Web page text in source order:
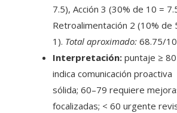
7.5), Acción 3 (30% de 10 =
Retroalimentación 2 (10% de
1). Total aproximado: 68.75/
Interpretación: puntaje ≥ 80
indica comunicación proactiva
sólida; 60–79 requiere
focalizadas; < 60 urgente